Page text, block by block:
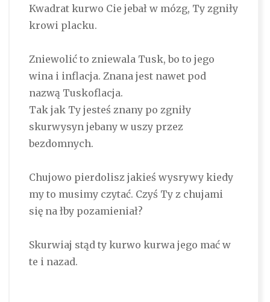
Kwadrat kurwo Cie jebał w mózg, Ty zgniły
krowi placku.
Zniewolić to zniewala Tusk, bo to jego
wina i inflacja. Znana jest nawet pod
nazwą Tuskoflacja.
Tak jak Ty jesteś znany po zgniły
skurwysyn jebany w uszy przez
bezdomnych.
Chujowo pierdolisz jakieś wysrywy kiedy
my to musimy czytać. Czyś Ty z chujami
się na łby pozamieniał?
Skurwiaj stąd ty kurwo kurwa jego mać w
te i nazad.